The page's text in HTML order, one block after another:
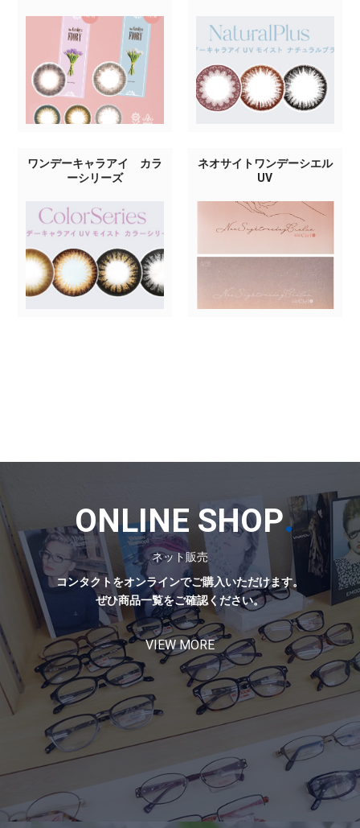
ワンデーキャラアイ カラ
ーシリーズ
ネオサイトワンデーシエル
UV
ONLINE SHOP.
ネット販売
コンタクトをオンラインでご購入いただけます。
ぜひ商品一覧をご確認ください。
VIEW MORE